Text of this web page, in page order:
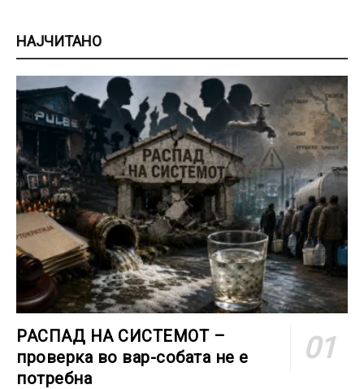
НАЈЧИТАНО
РАСПАД НА СИСТЕМОТ –
проверка во вар-собата не е
потребна